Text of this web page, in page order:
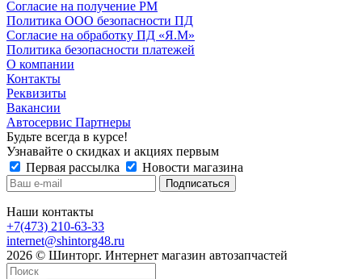
Согласие на получение РМ
Политика ООО безопасности ПД
Согласие на обработку ПД «Я.М»
Политика безопасности платежей
О компании
Контакты
Реквизиты
Вакансии
Автосервис Партнеры
Будьте всегда в курсе!
Узнавайте о скидках и акциях первым
Первая рассылка
Новости магазина
Наши контакты
+7(473) 210-63-33
internet@shintorg48.ru
2026 © Шинторг. Интернет магазин автозапчастей